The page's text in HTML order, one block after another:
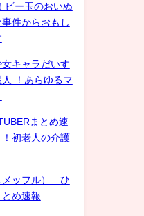
ビー玉のおいぬ
件からおもし
キャラだいす
！あらゆるマ
まとめ速
初老人の介護
メッフル） ひ
め速報